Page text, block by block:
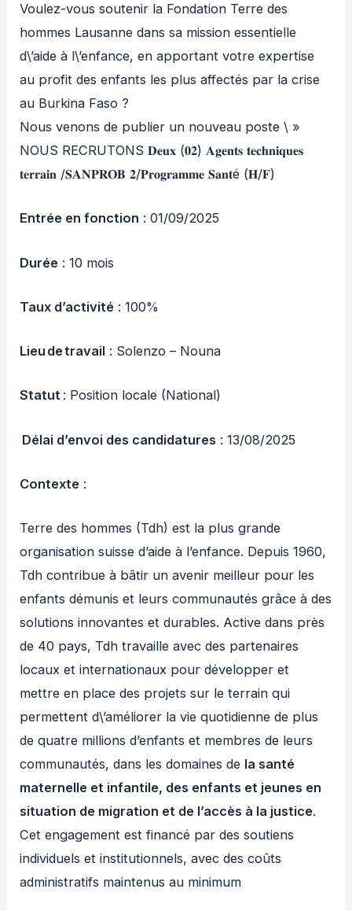
Voulez-vous soutenir la Fondation Terre des
hommes Lausanne dans sa mission essentielle
d\’aide à l\’enfance, en apportant votre expertise
au profit des enfants les plus affectés par la crise
au Burkina Faso ?
Nous venons de publier un nouveau poste \ »
NOUS RECRUTONS 𝐃𝐞𝐮𝐱 (𝟎𝟐) 𝐀𝐠𝐞𝐧𝐭𝐬 𝐭𝐞𝐜𝐡𝐧𝐢𝐪𝐮𝐞𝐬
𝐭𝐞𝐫𝐫𝐚𝐢𝐧 /𝐒𝐀𝐍𝐏𝐑𝐎𝐁 𝟐/𝐏𝐫𝐨𝐠𝐫𝐚𝐦𝐦𝐞 𝐒𝐚𝐧𝐭é (𝐇/𝐅)
Entrée en fonction : 01/09/2025
Durée : 10 mois
Taux d’activité : 100%
Lieu de travail : Solenzo – Nouna
Statut : Position locale (National)
Délai d’envoi des candidatures : 13/08/2025
Contexte :
Terre des hommes (Tdh) est la plus grande
organisation suisse d’aide à l’enfance. Depuis 1960,
Tdh contribue à bâtir un avenir meilleur pour les
enfants démunis et leurs communautés grâce à des
solutions innovantes et durables. Active dans près
de 40 pays, Tdh travaille avec des partenaires
locaux et internationaux pour développer et
mettre en place des projets sur le terrain qui
permettent d\’améliorer la vie quotidienne de plus
de quatre millions d’enfants et membres de leurs
communautés, dans les domaines de la santé
maternelle et infantile, des enfants et jeunes en
situation de migration et de l’accès à la justice.
Cet engagement est financé par des soutiens
individuels et institutionnels, avec des coûts
administratifs maintenus au minimum